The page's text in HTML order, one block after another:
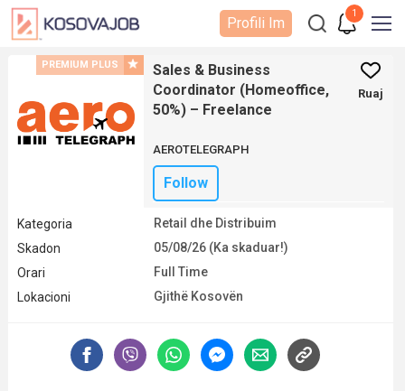
1
Profili Im
PREMIUM PLUS
Sales & Business
Coordinator (Homeoffice,
50%) – Freelance
Ruaj
AEROTELEGRAPH
Follow
Kategoria
Retail dhe Distribuim
Skadon
05/08/26 (Ka skaduar!)
Orari
Full Time
Lokacioni
Gjithë Kosovën